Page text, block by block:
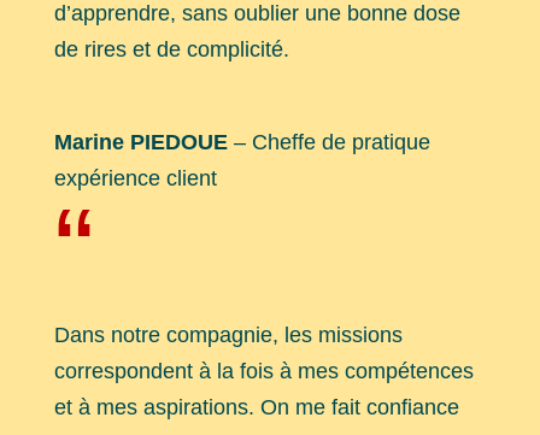
d’apprendre, sans oublier une bonne dose
de rires et de complicité.
Marine PIEDOUE– Cheffe de pratique
expérience client
“
Dans notre compagnie, les missions
correspondent à la fois à mes compétences
et à mes aspirations. On me fait confiance